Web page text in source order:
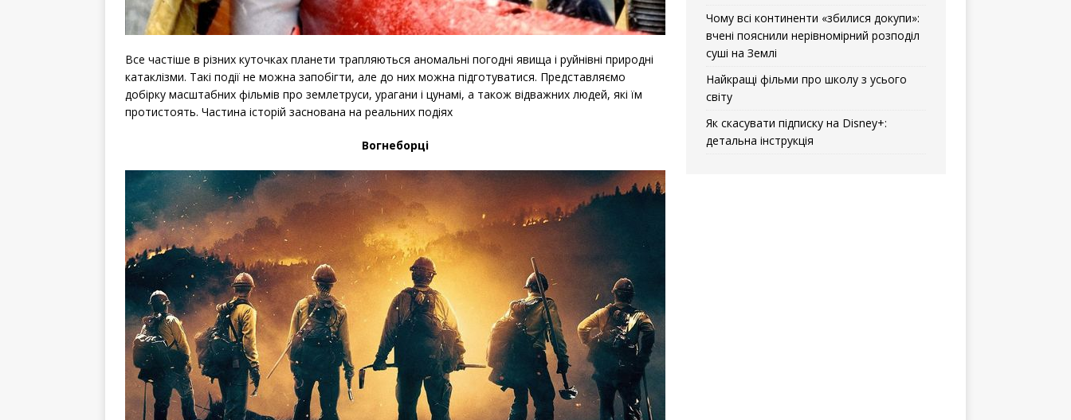
Все частіше в різних куточках планети трапляються аномальні погодні явища і руйнівні природні
катаклізми. Такі події не можна запобігти, але до них можна підготуватися. Представляємо
добірку масштабних фільмів про землетруси, урагани і цунамі, а також відважних людей, які їм
протистоять. Частина історій заснована на реальних подіях
Вогнеборці
Чому всі континенти «збилися докупи»:
вчені пояснили нерівномірний розподіл
суші на Землі
Найкращі фільми про школу з усього
світу
Як скасувати підписку на Disney+:
детальна інструкція